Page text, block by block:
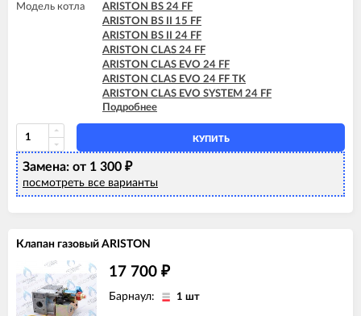
ARISTON GENUS 24 FF
ARISTON GENUS 28 CF
ARISTON GENUS 28 FF
ARISTON GENUS 32 FF
ARISTON GENUS 35 FF
ARISTON GENUS 36 FF
ARISTON MATIS 24 CF
ARISTON MATIS 24 CF-EU
Модель котла
ARISTON BS 24 FF
ARISTON BS II 15 FF
ARISTON BS II 24 FF
ARISTON CLAS 24 FF
ARISTON CLAS EVO 24 FF
ARISTON CLAS EVO 24 FF TK
ARISTON CLAS EVO SYSTEM 24 FF
ARISTON CLAS SYSTEM 15 FF
ARISTON CLAS SYSTEM 24 FF
ARISTON EGIS PLUS 24 FF
ARISTON GENUS 24 FF
ARISTON GENUS EVO 24 FF
ARISTON MATIS 24 FF
Подробнее
КУПИТЬ
Замена: от 1 300 ₽
посмотреть все варианты
Клапан газовый ARISTON
17 700 ₽
Барнаул: 1 шт